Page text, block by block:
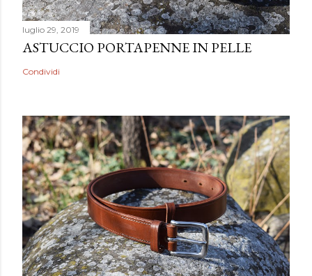
luglio 29, 2019
ASTUCCIO PORTAPENNE IN PELLE
Condividi